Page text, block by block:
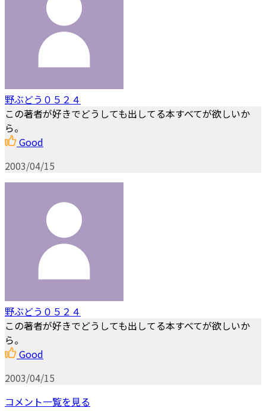
野ぶどう０５２４
この著者が好きでどうしても出してる本すべてが欲しいか
ら。
Good
2003/04/15
野ぶどう０５２４
この著者が好きでどうしても出してる本すべてが欲しいか
ら。
Good
2003/04/15
コメント一覧を見る